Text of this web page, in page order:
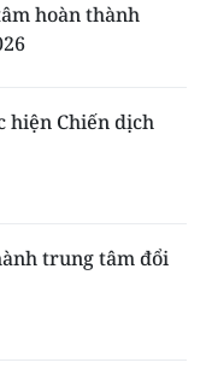
hoàn thành
hiện Chiến dịch
trung tâm đổi